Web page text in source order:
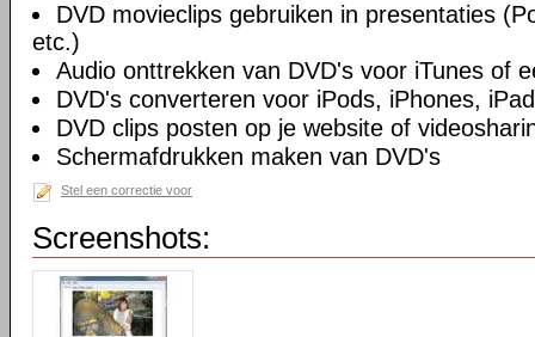
DVD movieclips gebruiken in presentaties
etc.)
Audio onttrekken van DVD's voor iTunes of
DVD's converteren voor iPods, iPhones,
DVD clips posten op je website of
Schermafdrukken maken van DVD's
Stel een correctie voor
Screenshots: